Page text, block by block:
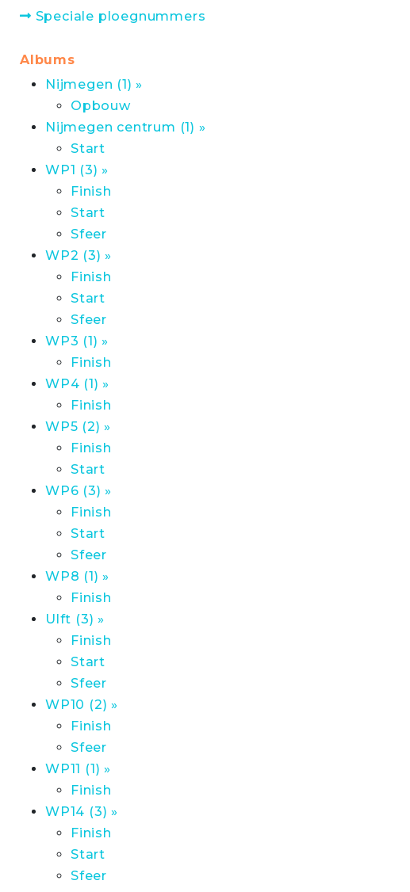
Speciale ploegnummers
Albums
Nijmegen (1) »
Opbouw
Nijmegen centrum (1) »
Start
WP1 (3) »
Finish
Start
Sfeer
WP2 (3) »
Finish
Start
Sfeer
WP3 (1) »
Finish
WP4 (1) »
Finish
WP5 (2) »
Finish
Start
WP6 (3) »
Finish
Start
Sfeer
WP8 (1) »
Finish
Ulft (3) »
Finish
Start
Sfeer
WP10 (2) »
Finish
Sfeer
WP11 (1) »
Finish
WP14 (3) »
Finish
Start
Sfeer